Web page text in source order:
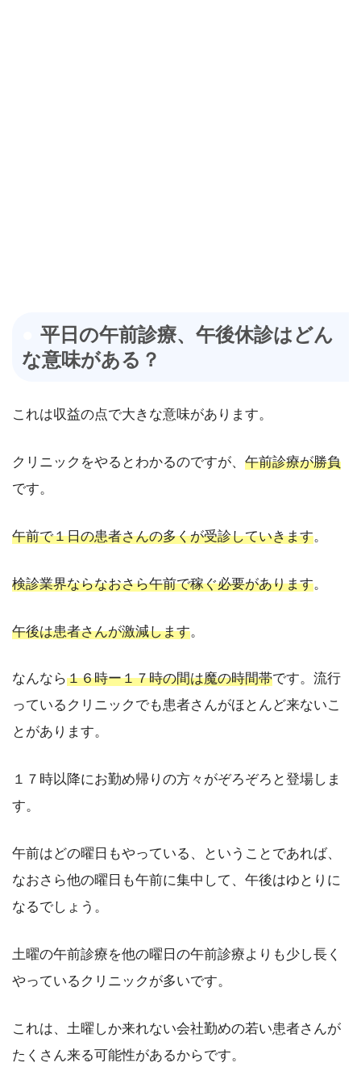
平日の午前診療、午後休診はどん
な意味がある？
これは収益の点で大きな意味があります。
クリニックをやるとわかるのですが、 午前診療が勝負
です。
午前で１日の患者さんの多くが受診していきます。
検診業界ならなおさら午前で稼ぐ必要があります。
午後は患者さんが激減します。
なんなら１６時ー１７時の間は魔の時間帯です。流行
っているクリニックでも患者さんがほとんど来ないこ
とがあります。
１７時以降にお勤め帰りの方々がぞろぞろと登場しま
す。
午前はどの曜日もやっている、ということであれば、
なおさら他の曜日も午前に集中して、午後はゆとりに
なるでしょう。
土曜の午前診療を他の曜日の午前診療よりも少し長く
やっているクリニックが多いです。
これは、土曜しか来れない会社勤めの若い患者さんが
たくさん来る可能性があるからです。